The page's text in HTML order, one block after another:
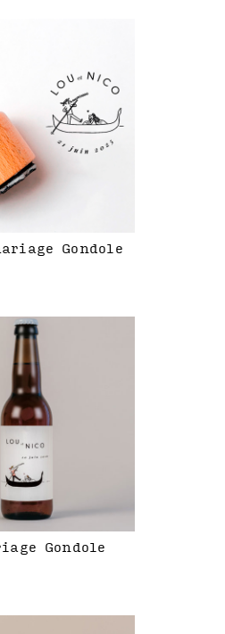
Gondole
Gondole